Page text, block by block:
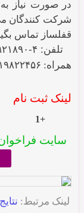
در صورت نیاز
شرکت کنندگان
قفلساز تماس
تلفن: ۴-۸۸۹۲۱۸۹۰ داخلی ۴۱۵۴
همراه: ۰۹۲۱۹۸۲۲۴۵۶
لینک ثبت نام
+1
سایت
لینک مرتبط: